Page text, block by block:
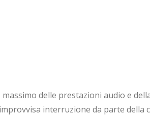
delle prestazioni audio e
interruzione da parte della